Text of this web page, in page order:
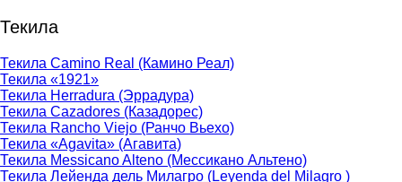
Текила
Текила Camino Real (Камино Реал)
Текила «1921»
Текила Herradura (Эррадура)
Текила Cazadores (Казадорес)
Текила Rancho Viejo (Ранчо Вьехо)
Текила «Agavita» (Агавита)
Текила Messicano Alteno (Мессикано Альтено)
Текила Лейенда дель Милагро (Leyenda del Milagro )